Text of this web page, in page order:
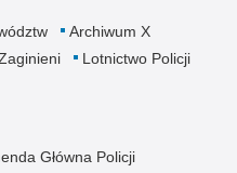
Archiwum X
Lotnictwo Policji
Główna Policji